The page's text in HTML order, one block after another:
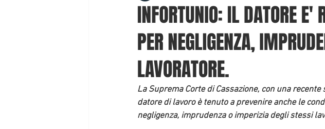
INFORTUNIO: IL DATORE E'
PER NEGLIGENZA,
LAVORATORE.
La Suprema Corte di Cassazione, con una
datore di lavoro è tenuto a prevenire anche le
negligenza, imprudenza o imperizia degli stessi